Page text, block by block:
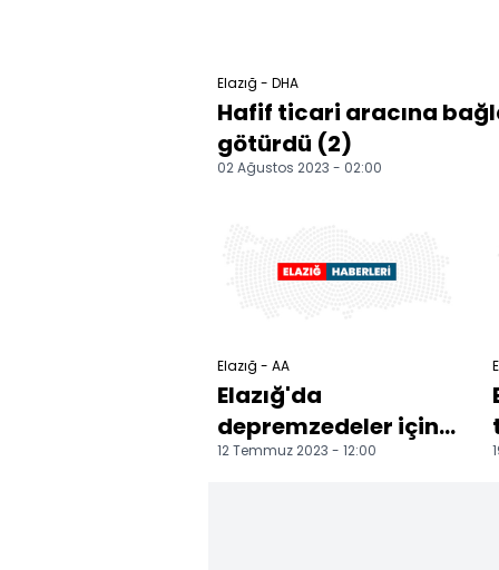
Elazığ - DHA
Hafif ticari aracına
götürdü (2)
02 Ağustos 2023 - 02:00
Elazığ - AA
Elazığ'da
depremzedeler için
2 bin 936 konut inşa
12 Temmuz 2023 - 12:00